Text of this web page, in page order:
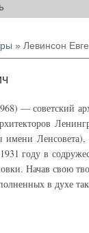
» Левинсон
— советский
году в
Начав свою
в духе